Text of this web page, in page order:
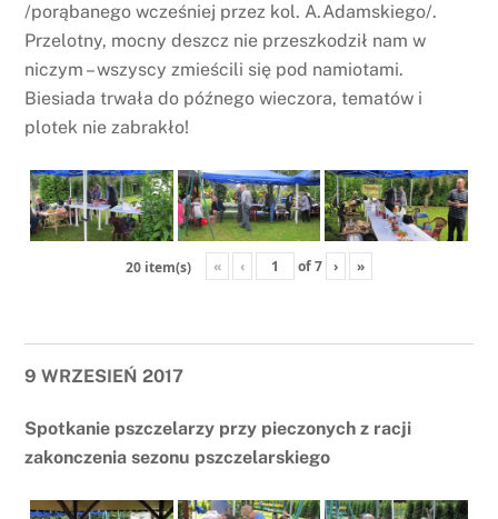
/porąbanego wcześniej przez kol. A.Adamskiego/.
Przelotny, mocny deszcz nie przeszkodził nam w
niczym – wszyscy zmieścili się pod namiotami.
Biesiada trwała do późnego wieczora, tematów i
plotek nie zabrakło!
20 item(s) « ‹ of7 › »
9 WRZESIEŃ 2017
Spotkanie pszczelarzy przy pieczonych z racji
zakonczenia sezonu pszczelarskiego